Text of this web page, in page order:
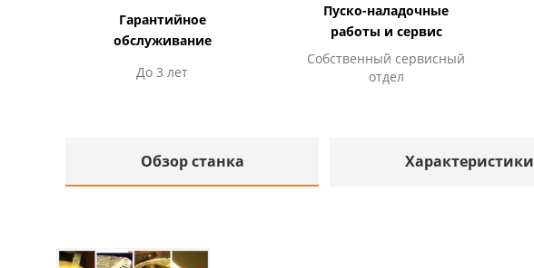
Гарантийное
обслуживание
До 3 лет
Пуско-наладочные
работы и сервис
Собственный сервисный
отдел
Обзор станка Характеристики